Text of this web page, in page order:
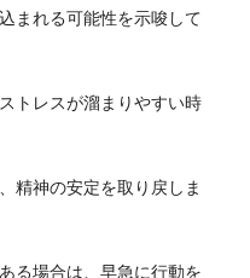
まれる可能性を示唆して
トレスが溜まりやすい時
精神の安定を取り戻しま
る場合は、早急に行動を